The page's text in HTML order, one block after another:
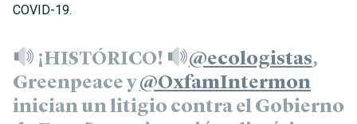
COVID-19.
¡HISTÓRICO! @ecologistas,
Greenpeace y@OxfamIntermon
inician un litigio contra el Gobierno